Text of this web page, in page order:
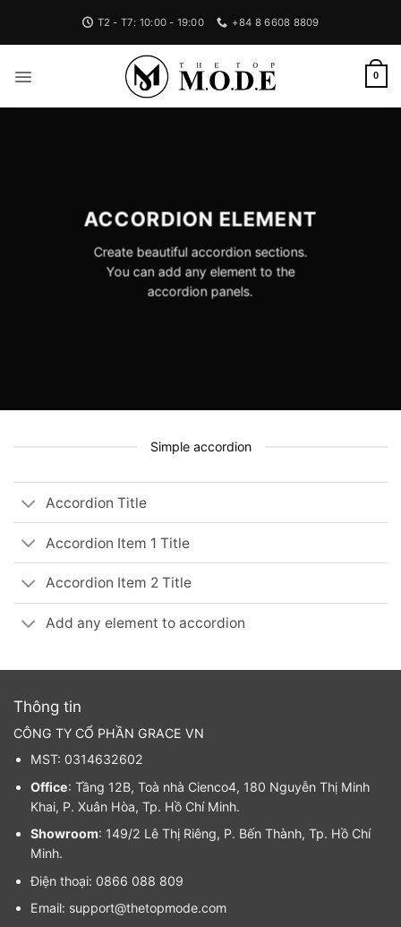
nội
T2 - T7: 10:00 - 19:00 +84 8 6608 8809
0
ACCORDION ELEMENT
Create beautiful accordion sections.
You can add any element to the
accordion panels.
Simple accordion
Accordion Title
Accordion Item 1 Title
Accordion Item 2 Title
Add any element to accordion
Thông tin
CÔNG TY CỔ PHẦN GRACE VN
MST: 0314632602
Office: Tầng 12B, Toà nhà Cienco4, 180 Nguyễn Thị Minh
Khai, P. Xuân Hòa, Tp. Hồ Chí Minh.
Showroom: 149/2 Lê Thị Riêng, P. Bến Thành, Tp. Hồ Chí
Minh.
Điện thoại: 0866 088 809
Email: support@thetopmode.com